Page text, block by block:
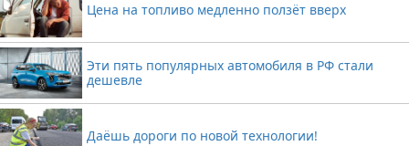
Цена на топливо медленно ползёт вверх
Эти пять популярных автомобиля в РФ стали
дешевле
Даёшь дороги по новой технологии!